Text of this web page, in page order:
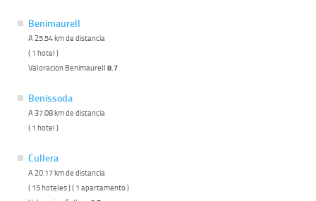
Benimaurell
A 25.54 km de distancia
( 1 hotel )
Valoracion Benimaurell 8.7
Benissoda
A 37.08 km de distancia
( 1 hotel )
Cullera
A 20.17 km de distancia
( 15 hoteles ) ( 1 apartamento )